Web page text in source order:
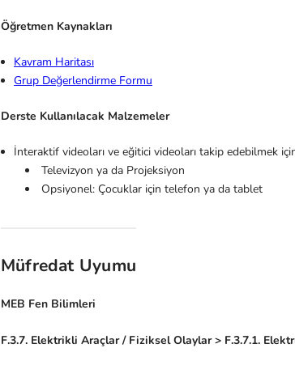
Öğretmen Kaynakları
Kavram Haritası
Grup Değerlendirme Formu
Derste Kullanılacak Malzemeler
İnteraktif videoları ve eğitici videoları takip edebilmek
Televizyon ya da Projeksiyon
Opsiyonel: Çocuklar için telefon ya da tablet
Müfredat Uyumu
MEB Fen Bilimleri
F.3.7. Elektrikli Araçlar / Fiziksel Olaylar > F.3.7.1.